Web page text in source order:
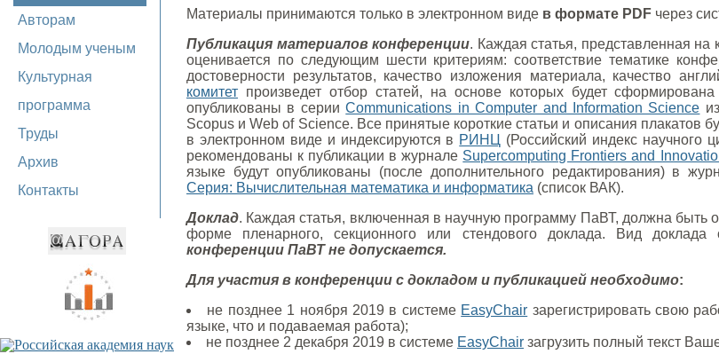
Авторам
Молодым ученым
Культурная
программа
Труды
Архив
Контакты
Материалы принимаются только в электронном виде в формате PDF через
Публикация материалов конференции. Каждая статья, представленная
оценивается по следующим шести критериям: соответствие тематике
достоверности результатов, качество изложения материала, качество
комитет произведет отбор статей, на основе которых будет сформирована
опубликованы в серииCommunications in Computer and Information Science
Scopus и Web of Science. Все принятые короткие статьи и описания плакатов
в электронном виде и индексируются в РИНЦ (Российский индекс научного
рекомендованы к публикации в журнале Supercomputing Frontiers and
языке будут опубликованы (после дополнительного редактирования) в
Серия: Вычислительная математика и информатика (список ВАК).
Доклад. Каждая статья, включенная в научную программу ПаВТ, должна
форме пленарного, секционного или стендового доклада. Вид доклада
конференции ПаВТ не допускается.
Для участия в конференции с докладом и публикацией необходимо:
не позднее 1 ноября 2019 в системе EasyChair зарегистрировать свою
языке, что и подаваемая работа);
не позднее 2 декабря 2019 в системе EasyChair загрузить полный текст